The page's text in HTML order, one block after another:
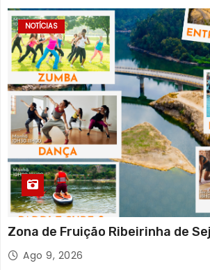
o
n
t
e
ú
d
o
s
NOTÍCIAS
Zona de Fruição Ribeirinha de
Ago 9, 2026